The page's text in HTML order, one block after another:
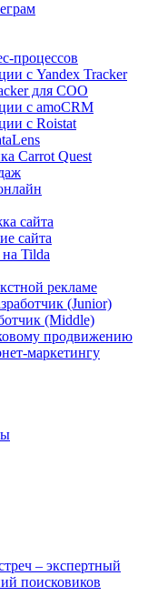
процессов
с Yandex Tracker
для СОО
с amoCRM
с Roistat
Carrot Quest
сайта
сайта
на Tilda
рекламе
(Junior)
(Middle)
продвижению
маркетингу
– экспертный
поисковиков